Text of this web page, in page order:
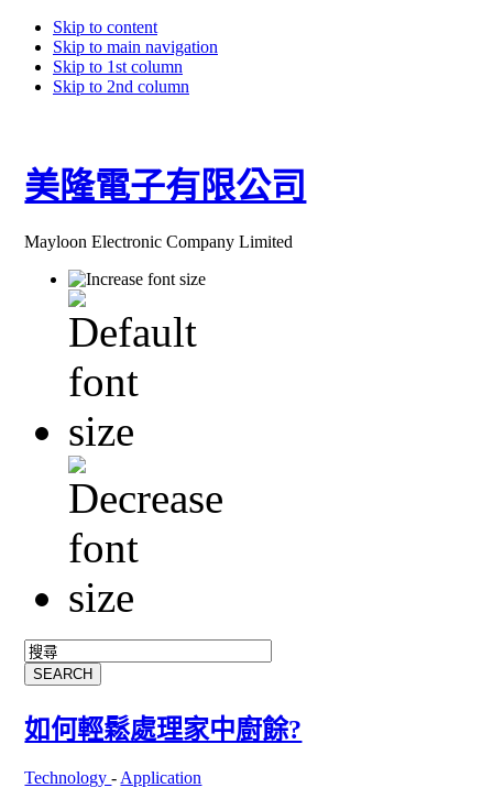
Skip to content
Skip to main navigation
Skip to 1st column
Skip to 2nd column
美隆電子有限公司
Mayloon Electronic Company Limited
如何輕鬆處理家中廚餘?
Technology- Application